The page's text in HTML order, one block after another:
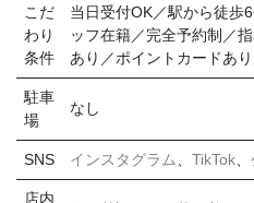
こだ
わり
条件
当日受付OK／駅から徒歩
ッフ在籍／完全予約制／
あり／ポイントカードあ
駐車
場
なし
SNS インスタグラム TikTok
店内